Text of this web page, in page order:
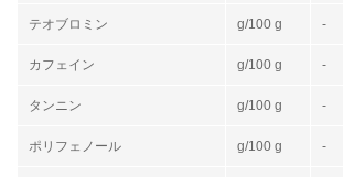
テオブロミン g/100 g -
カフェイン g/100 g -
タンニン g/100 g -
ポリフェノール g/100 g -